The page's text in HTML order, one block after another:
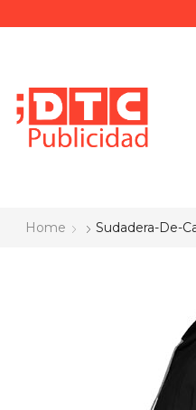
Home Sudadera-De-